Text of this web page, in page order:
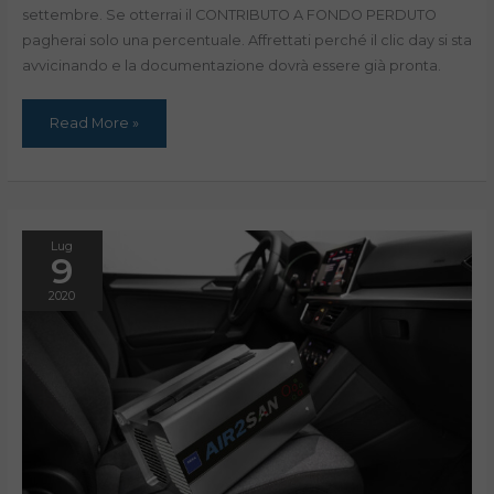
settembre. Se otterrai il CONTRIBUTO A FONDO PERDUTO
pagherai solo una percentuale. Affrettati perché il clic day si sta
avvicinando e la documentazione dovrà essere già pronta.
Read More »
Lug
9
2020